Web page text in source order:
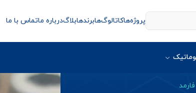
پروژه‌هاکاتالوگ‌هابرندهابلاگدرباره ماتماس با ما